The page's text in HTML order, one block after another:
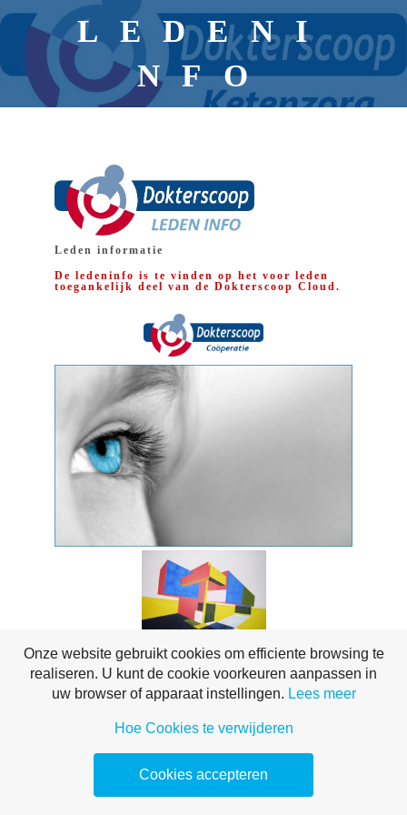
LEDENI
NFO
Leden informatie
De ledeninfo is te vinden op het voor leden
toegankelijk deel van de Dokterscoop Cloud .
Onze website gebruikt cookies om efficiente browsing te
realiseren. U kunt de cookie voorkeuren aanpassen in
uw browser of apparaat instellingen. Lees meer
Hoe Cookies te verwijderen
Cookies accepteren